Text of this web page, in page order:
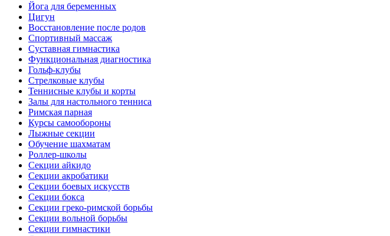
Йога для беременных
Цигун
Восстановление после родов
Спортивный массаж
Суставная гимнастика
Функциональная диагностика
Гольф-клубы
Стрелковые клубы
Теннисные клубы и корты
Залы для настольного тенниса
Римская парная
Курсы самообороны
Лыжные секции
Обучение шахматам
Роллер-школы
Секции айкидо
Секции акробатики
Секции боевых искусств
Секции бокса
Секции греко-римской борьбы
Секции вольной борьбы
Секции гимнастики